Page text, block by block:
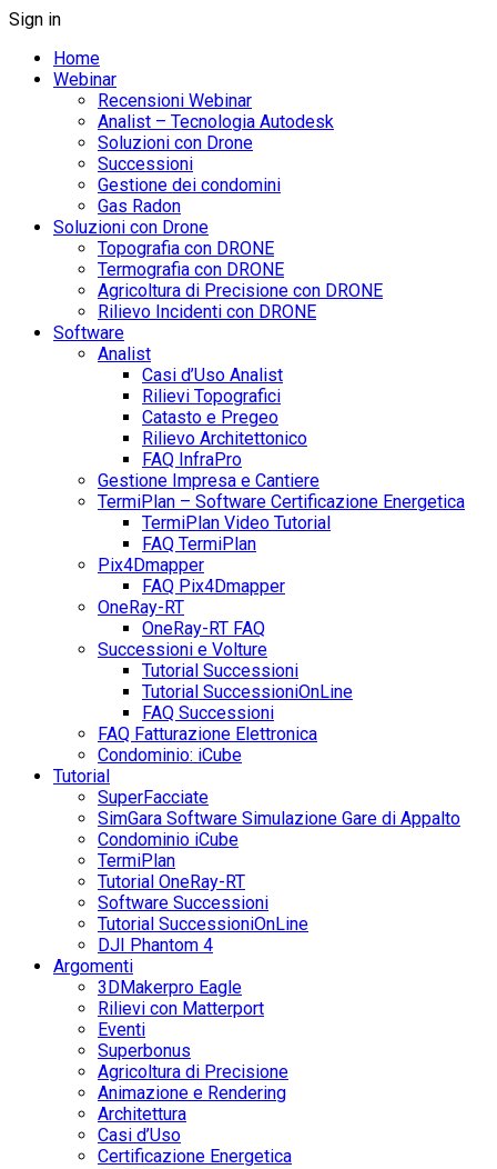
Sign in
Home
Webinar
Recensioni Webinar
Analist – Tecnologia Autodesk
Soluzioni con Drone
Successioni
Gestione dei condomini
Gas Radon
Soluzioni con Drone
Topografia con DRONE
Termografia con DRONE
Agricoltura di Precisione con DRONE
Rilievo Incidenti con DRONE
Software
Analist
Casi d’Uso Analist
Rilievi Topografici
Catasto e Pregeo
Rilievo Architettonico
FAQ InfraPro
Gestione Impresa e Cantiere
TermiPlan – Software Certificazione Energetica
TermiPlan Video Tutorial
FAQ TermiPlan
Pix4Dmapper
FAQ Pix4Dmapper
OneRay-RT
OneRay-RT FAQ
Successioni e Volture
Tutorial Successioni
Tutorial SuccessioniOnLine
FAQ Successioni
FAQ Fatturazione Elettronica
Condominio: iCube
Tutorial
SuperFacciate
SimGara Software Simulazione Gare di Appalto
Condominio iCube
TermiPlan
Tutorial OneRay-RT
Software Successioni
Tutorial SuccessioniOnLine
DJI Phantom 4
Argomenti
3DMakerpro Eagle
Rilievi con Matterport
Eventi
Superbonus
Agricoltura di Precisione
Animazione e Rendering
Architettura
Casi d’Uso
Certificazione Energetica